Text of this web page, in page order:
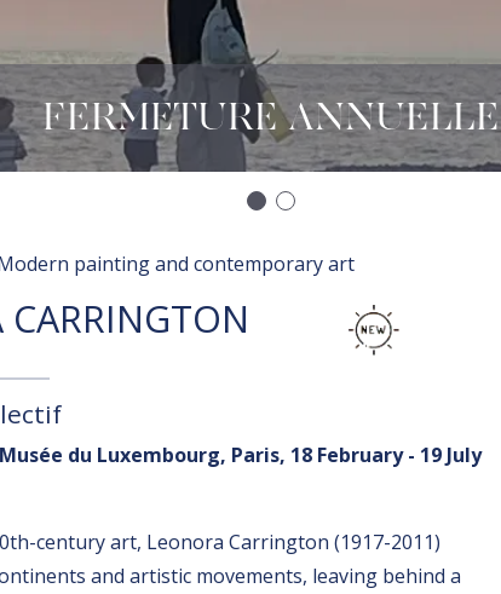
FERMETURE ANNUELLE
painting and contemporary art
CARRINGTON
du Luxembourg, Paris, 18 February - 19 July
century art, Leonora Carrington (1917-2011)
and artistic movements, leaving behind a